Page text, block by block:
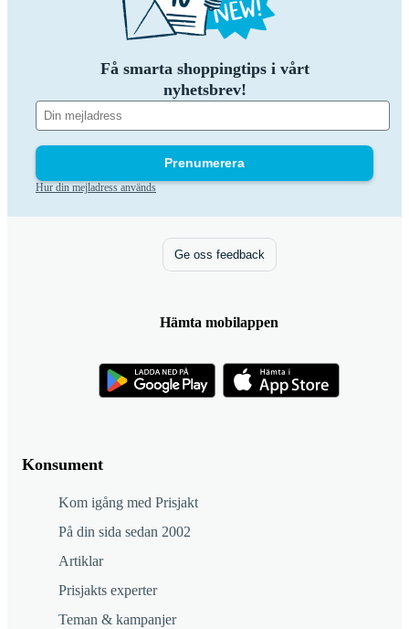
Få smarta shoppingtips i vårt
nyhetsbrev!
Prenumerera
Hur din mejladress används
Konsument
Kom igång med Prisjakt
På din sida sedan 2002
Artiklar
Prisjakts experter
Teman & kampanjer
Ge oss feedback
Hämta mobilappen